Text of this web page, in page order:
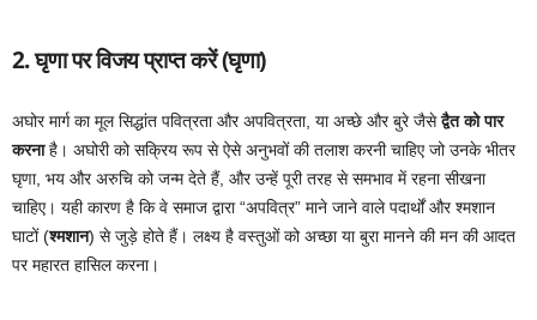
2. घृणा पर विजय प्राप्त करें (घृणा)
अघोर मार्ग का मूल सिद्धांत पवित्रता और अपवित्रता, या अच्छे और बुरे जैसेद्वैत को पार
करनाहै। अघोरी को सक्रिय रूप से ऐसे अनुभवों की तलाश करनी चाहिए जो उनके भीतर
घृणा, भय और अरुचि को जन्म देते हैं, और उन्हें पूरी तरह से समभाव में रहना सीखना
चाहिए। यही कारण है कि वे समाज द्वारा “अपवित्र” माने जाने वाले पदार्थों और श्मशान
घाटों (श्मशान) से जुड़े होते हैं। लक्ष्य है वस्तुओं को अच्छा या बुरा मानने की मन की आदत
पर महारत हासिल करना।